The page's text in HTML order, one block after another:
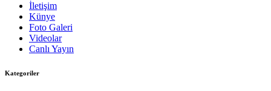
İletişim
Künye
Foto Galeri
Videolar
Canlı Yayın
Kategoriler